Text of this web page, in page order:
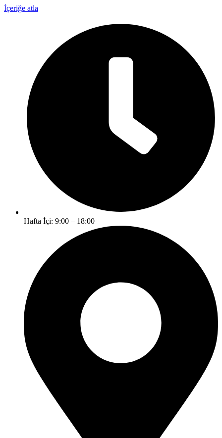
İçeriğe atla
Hafta İçi: 9:00 – 18:00